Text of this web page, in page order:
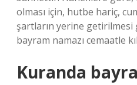
olması için, hutbe hariç,
şartların yerine getirilmesi
bayram namazı cemaatle
Kuranda